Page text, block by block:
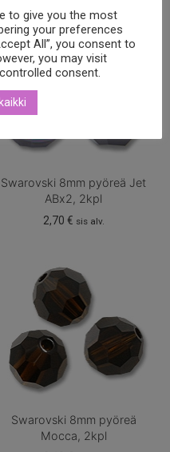
Swarovski 8mm pyöreä Jet
ABx2, 2kpl
2,70 € sis alv.
Swarovski 8mm pyöreä
Mocca, 2kpl
to give you the most
your preferences
All”, you consent to
you may visit
consent.